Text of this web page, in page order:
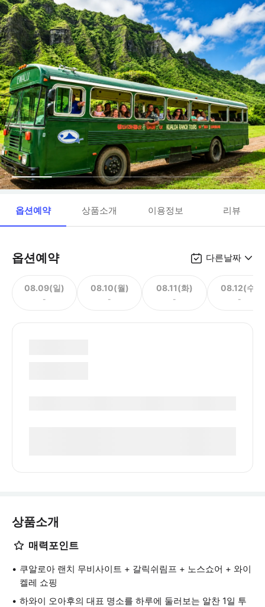
옵션예약 상품소개 이용정보 리뷰
옵션예약 다른날짜
08.09(일)
-
08.10(월)
-
08.11(화)
-
08.12(수)
-
상품소개
매력포인트
쿠알로아 랜치 무비사이트 + 갈릭쉬림프 + 노스쇼어 + 와이
켈레 쇼핑
하와이 오아후의 대표 명소를 하루에 둘러보는 알찬 1일 투